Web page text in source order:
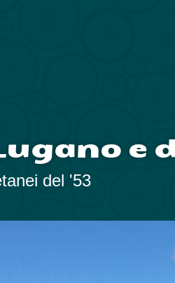
e
del '53